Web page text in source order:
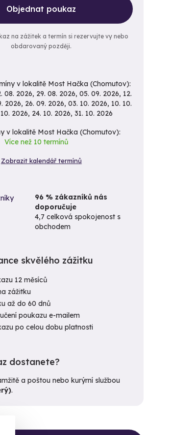
Objednat poukaz
na zážitek a termín si rezervujte vy nebo
obdarovaný později.
v lokalitě Most Hačka (Chomutov):
08. 2026, 29. 08. 2026, 05. 09. 2026, 12.
2026, 26. 09. 2026, 03. 10. 2026, 10. 10.
2026, 24. 10. 2026, 31. 10. 2026
v lokalitě Most Hačka (Chomutov):
Více než 10 termínů
Zobrazit kalendář termínů
96 % zákazníků nás
doporučuje
4,7 celková spokojenost s
obchodem
skvělého zážitku
12 měsíců
zážitku
až do 60 dnů
poukazu e-mailem
po celou dobu platnosti
dostanete?
a poštou nebo kurýrní službou
.